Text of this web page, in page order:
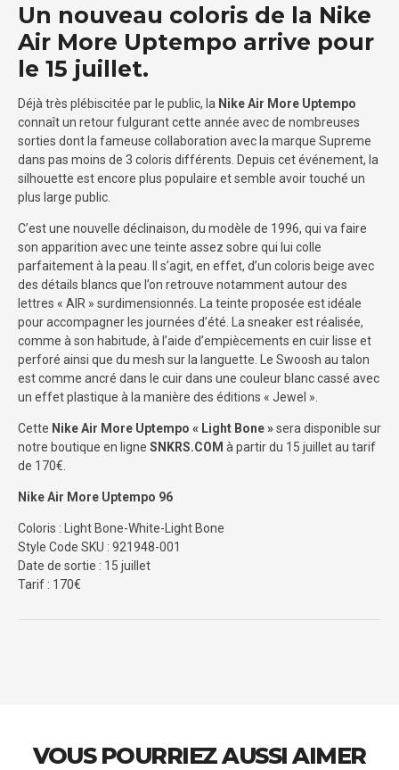
Un nouveau coloris de la Nike
Air More Uptempo arrive pour
le 15 juillet.
Déjà très plébiscitée par le public, la Nike Air More Uptempo
connaît un retour fulgurant cette année avec de nombreuses
sorties dont la fameuse collaboration avec la marque Supreme
dans pas moins de 3 coloris différents. Depuis cet événement, la
silhouette est encore plus populaire et semble avoir touché un
plus large public.
C’est une nouvelle déclinaison, du modèle de 1996, qui va faire
son apparition avec une teinte assez sobre qui lui colle
parfaitement à la peau. Il s’agit, en effet, d’un coloris beige avec
des détails blancs que l’on retrouve notamment autour des
lettres « AIR » surdimensionnés. La teinte proposée est idéale
pour accompagner les journées d’été. La sneaker est réalisée,
comme à son habitude, à l’aide d’empiècements en cuir lisse et
perforé ainsi que du mesh sur la languette. Le Swoosh au talon
est comme ancré dans le cuir dans une couleur blanc cassé avec
un effet plastique à la manière des éditions « Jewel ».
Cette Nike Air More Uptempo « Light Bone »sera disponible sur
notre boutique en ligne SNKRS.COM à partir du 15 juillet au tarif
de 170€.
Nike Air More Uptempo 96
Coloris : Light Bone-White-Light Bone
Style Code SKU : 921948-001
Date de sortie : 15 juillet
Tarif : 170€
VOUS POURRIEZ AUSSI AIMER